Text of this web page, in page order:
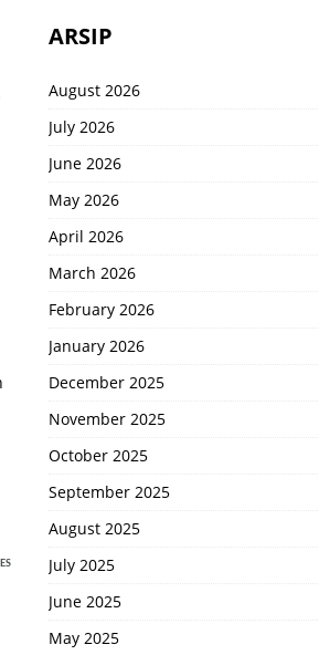
ARSIP
August 2026
July 2026
June 2026
May 2026
April 2026
March 2026
February 2026
January 2026
December 2025
November 2025
October 2025
September 2025
August 2025
July 2025
June 2025
May 2025